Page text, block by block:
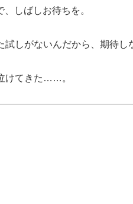
しばしお待ちを。
しがないんだから、期待
けてきた……。